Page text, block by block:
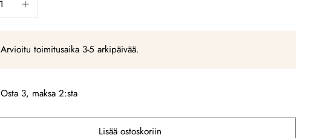
Arvioitu toimitusaika 3-5 arkipäivää.
Osta 3, maksa 2:sta
Lisää ostoskoriin